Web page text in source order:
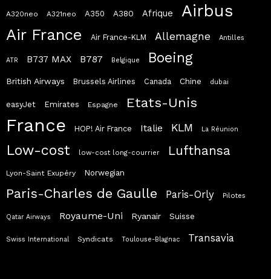
A320neo A321neo A350 A380 Afrique Airbus
Air France Air France-KLM Allemagne Antilles
ATR B737 MAX B787 Belgique Boeing
British Airways Brussels Airlines Canada Chine dubai
easyJet Emirates Espagne Etats-Unis
France HOP! Air France Italie KLM La Réunion
Low-cost low-cost long-courrier Lufthansa
Lyon-Saint Exupéry Norwegian
Paris-Charles de Gaulle Paris-Orly Pilotes
Qatar Airways Royaume-Uni Ryanair Suisse
Swiss International Syndicats Toulouse-Blagnac Transavia